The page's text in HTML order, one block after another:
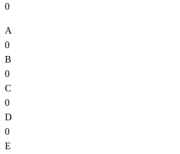
0
A
0
B
0
C
0
D
0
E